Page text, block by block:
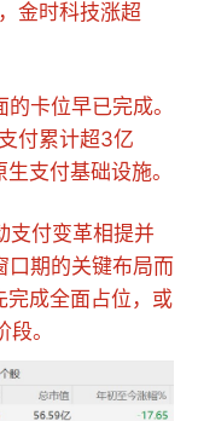
金时科技涨超
卡位早已完成。
付累计超3亿
支付基础设施。
支付变革相提并
口期的关键布局而
完成全面占位，或
。